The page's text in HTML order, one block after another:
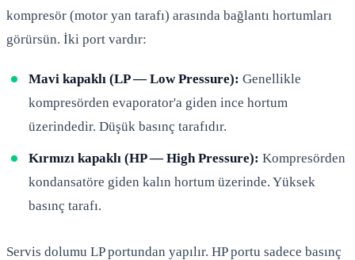
kompresör (motor yan tarafı) arasında bağlantı hortumları
görürsün. İki port vardır:
Mavi kapaklı (LP — Low Pressure): Genellikle
kompresörden evaporator'a giden ince hortum
üzerindedir. Düşük basınç tarafıdır.
Kırmızı kapaklı (HP — High Pressure): Kompresörden
kondansatöre giden kalın hortum üzerinde. Yüksek
basınç tarafı.
Servis dolumu LP portundan yapılır. HP portu sadece basınç